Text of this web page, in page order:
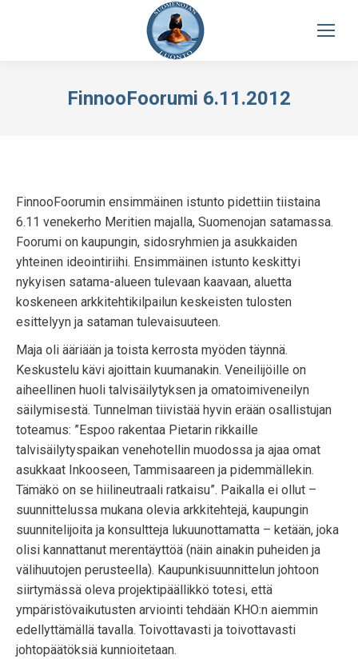
FinnooFoorumi 6.11.2012
FinnooFoorumin ensimmäinen istunto pidettiin tiistaina
6.11 venekerho Meritien majalla, Suomenojan satamassa.
Foorumi on kaupungin, sidosryhmien ja asukkaiden
yhteinen ideointiriihi. Ensimmäinen istunto keskittyi
nykyisen satama-alueen tulevaan kaavaan, aluetta
koskeneen arkkitehtikilpailun keskeisten tulosten
esittelyyn ja sataman tulevaisuuteen.
Maja oli ääriään ja toista kerrosta myöden täynnä.
Keskustelu kävi ajoittain kuumanakin. Veneilijöille on
aiheellinen huoli talvisäilytyksen ja omatoimiveneilyn
säilymisestä. Tunnelman tiivistää hyvin erään osallistujan
toteamus: ”Espoo rakentaa Pietarin rikkaille
talvisäilytyspaikan venehotellin muodossa ja ajaa omat
asukkaat Inkooseen, Tammisaareen ja pidemmällekin.
Tämäkö on se hiilineutraali ratkaisu”. Paikalla ei ollut –
suunnittelussa mukana olevia arkkitehtejä, kaupungin
suunnitelijoita ja konsultteja lukuunottamatta – ketään, joka
olisi kannattanut merentäyttöä (näin ainakin puheiden ja
välihuutojen perusteella). Kaupunkisuunnittelun johtoon
siirtymässä oleva projektipäällikkö totesi, että
ympäristövaikutusten arviointi tehdään KHO:n aiemmin
edellyttämällä tavalla. Toivottavasti ja toivottavasti
johtopäätöksiä kunnioitetaan.